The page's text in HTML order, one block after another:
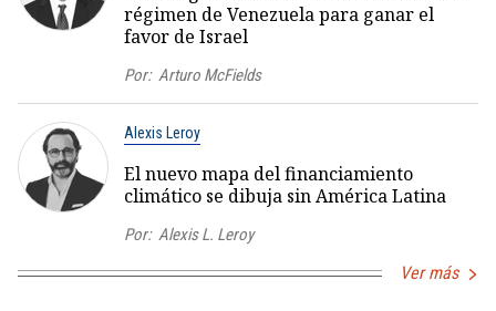
régimen de Venezuela para ganar el
favor de Israel
Por: Arturo McFields
Alexis Leroy
El nuevo mapa del financiamiento
climático se dibuja sin América Latina
Por: Alexis L. Leroy
Ver más